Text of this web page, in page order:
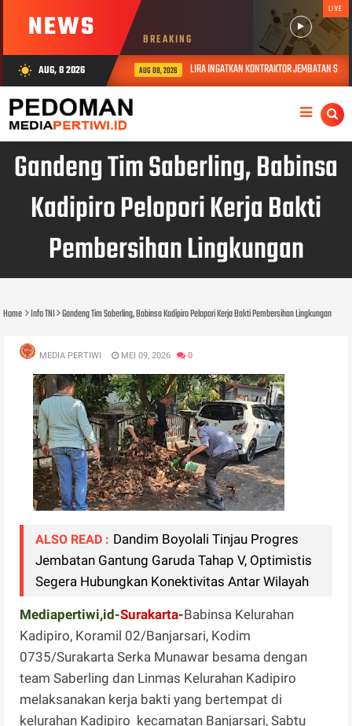
NEWS BREAKING
LIVE
wb_sunny AUG, 8 2026 AUG 08, 2026 LIRA INGATKAN KONTRAKTOR JEMBATAN S.
Gandeng Tim Saberling, Babinsa
Kadipiro Pelopori Kerja Bakti
Pembersihan Lingkungan
Home Info TNI Gandeng Tim Saberling, Babinsa Kadipiro Pelopori Kerja Bakti Pembersihan Lingkungan
MEDIA PERTIWI MEI 09, 2026 0
ALSO READ : Dandim Boyolali Tinjau Progres
Jembatan Gantung Garuda Tahap V, Optimistis
Segera Hubungkan Konektivitas Antar Wilayah
Mediapertiwi,id-Surakarta-Babinsa Kelurahan
Kadipiro, Koramil 02/Banjarsari, Kodim
0735/Surakarta Serka Munawar besama dengan
team Saberling dan Linmas Kelurahan Kadipiro
melaksanakan kerja bakti yang bertempat di
kelurahan Kadipiro kecamatan Banjarsari, Sabtu